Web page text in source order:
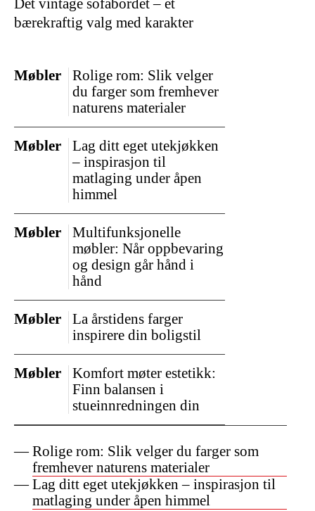
Rolige rom: Slik velger du farger som
fremhever naturens materialer
Lag ditt eget utekjøkken – inspirasjon til
matlaging under åpen himmel
bærekraftig valg med karakter
Rolige rom: Slik velger
du farger som fremhever
naturens materialer
Møbler
Lag ditt eget utekjøkken
– inspirasjon til
matlaging under åpen
himmel
Møbler
Multifunksjonelle
møbler: Når oppbevaring
og design går hånd i
hånd
Møbler
La årstidens farger
inspirere din boligstil
Møbler
Komfort møter estetikk:
Finn balansen i
stueinnredningen din
Møbler